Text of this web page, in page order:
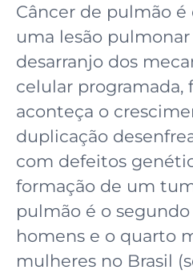
Câncer de pulmão
uma lesão
desarranjo dos
celular programada,
aconteça o
duplicação
com defeitos
formação de um
pulmão é o
homens e o quarto
mulheres no Brasil